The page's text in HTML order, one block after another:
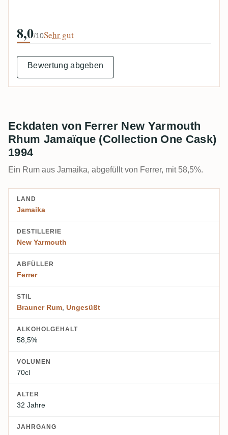
8,0/10Sehr gut
Bewertung abgeben
Eckdaten von Ferrer New Yarmouth
Rhum Jamaïque (Collection One Cask)
1994
Ein Rum aus Jamaika, abgefüllt von Ferrer, mit 58,5%.
LAND
Jamaika
DESTILLERIE
New Yarmouth
ABFÜLLER
Ferrer
STIL
Brauner Rum, Ungesüßt
ALKOHOLGEHALT
58,5%
VOLUMEN
70cl
ALTER
32 Jahre
JAHRGANG